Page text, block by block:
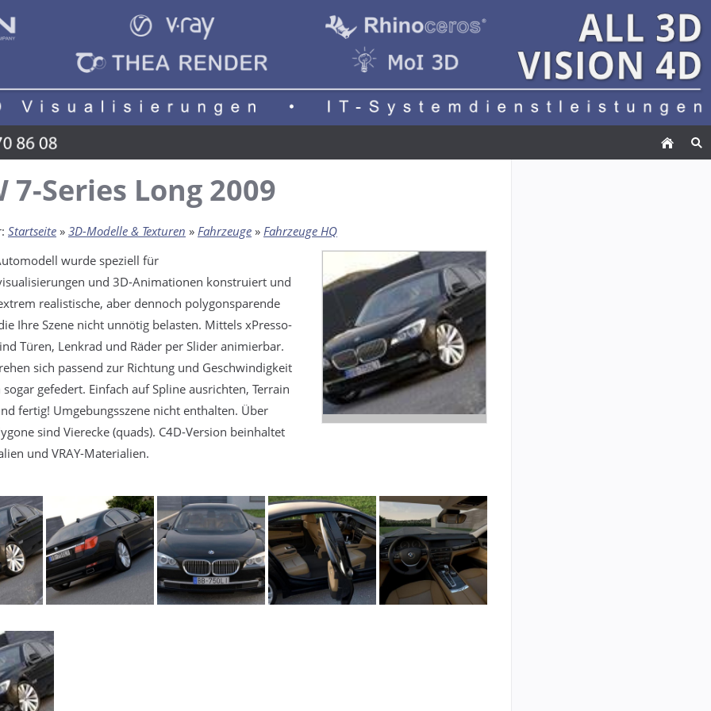
7-Series Long 2009
Startseite » 3D-Modelle & Texturen » Fahrzeuge » Fahrzeuge HQ
wurde speziell für
und 3D-Animationen konstruiert und
realistische, aber dennoch polygonsparende
Ihre Szene nicht unnötig belasten. Mittels xPresso-
Türen, Lenkrad und Räder per Slider animierbar.
sich passend zur Richtung und Geschwindigkeit
gefedert. Einfach auf Spline ausrichten, Terrain
fertig! Umgebungsszene nicht enthalten. Über
sind Vierecke (quads). C4D-Version beinhaltet
und VRAY-Materialien.